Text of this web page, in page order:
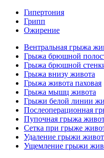
Гипертония
Грипп
Ожирение
Вентральная грыжа
Грыжа брюшной
Грыжа брюшной
Грыжа внизу живота
Грыжа живота паховая
Грыжа мышц живота
Грыжи белой линии
Послеоперационная
Пупочная грыжа
Сетка при грыже
Удаление грыжи
Ущемление грыжи